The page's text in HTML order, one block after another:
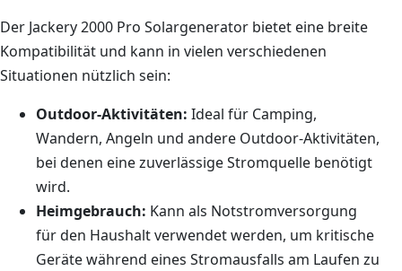
Der Jackery 2000 Pro Solargenerator bietet eine breite
Kompatibilität und kann in vielen verschiedenen
Situationen nützlich sein:
Outdoor-Aktivitäten: Ideal für Camping,
Wandern, Angeln und andere Outdoor-Aktivitäten,
bei denen eine zuverlässige Stromquelle benötigt
wird.
Heimgebrauch: Kann als Notstromversorgung
für den Haushalt verwendet werden, um kritische
Geräte während eines Stromausfalls am Laufen zu